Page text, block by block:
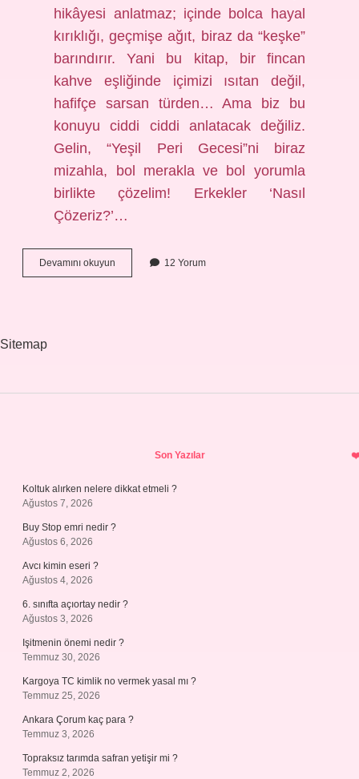
hikâyesi anlatmaz; içinde bolca hayal
kırıklığı, geçmişe ağıt, biraz da “keşke”
barındırır. Yani bu kitap, bir fincan
kahve eşliğinde içimizi ısıtan değil,
hafifçe sarsan türden… Ama biz bu
konuyu ciddi ciddi anlatacak değiliz.
Gelin, “Yeşil Peri Gecesi”ni biraz
mizahla, bol merakla ve bol yorumla
birlikte çözelim! Erkekler ‘Nasıl
Çözeriz?’…
Devamını okuyun
Peri
12 Yorum
Sitemap
Son Yazılar
Koltuk alırken nelere dikkat etmeli ?
Ağustos 7, 2026
Buy Stop emri nedir ?
Ağustos 6, 2026
Avcı kimin eseri ?
Ağustos 4, 2026
6. sınıfta açıortay nedir ?
Ağustos 3, 2026
Işitmenin önemi nedir ?
Temmuz 30, 2026
Kargoya TC kimlik no vermek yasal mı ?
Temmuz 25, 2026
Ankara Çorum kaç para ?
Temmuz 3, 2026
Topraksız tarımda safran yetişir mi ?
Temmuz 2, 2026